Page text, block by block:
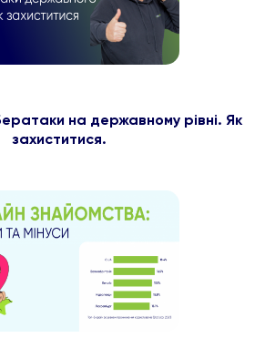
на державному рівні. Як
захиститися.